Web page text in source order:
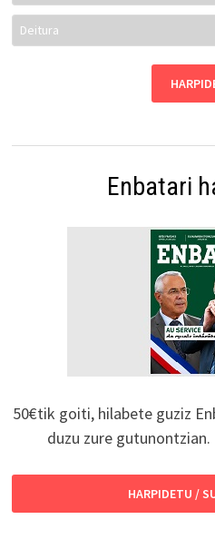
Enbatari
50€tik goiti, hilabete guziz
duzu zure
HARPIDETU /